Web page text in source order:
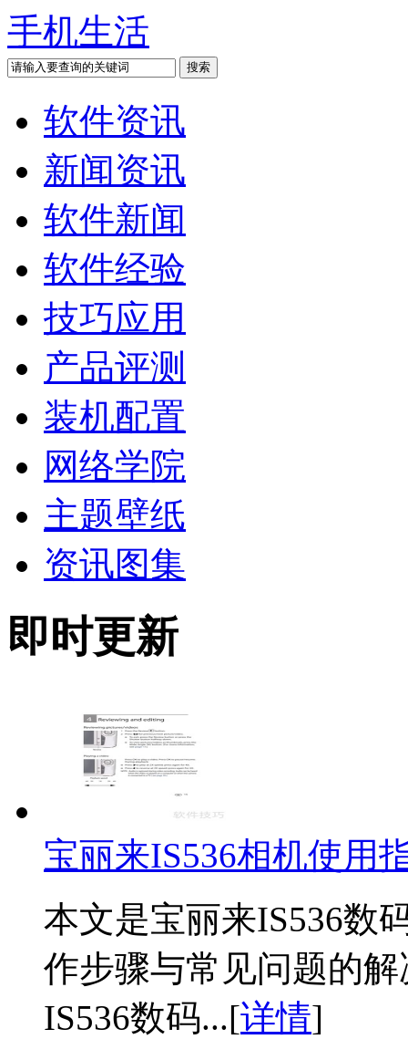
手机生活
软件资讯
新闻资讯
软件新闻
软件经验
技巧应用
产品评测
装机配置
网络学院
主题壁纸
资讯图集
即时更新
宝丽来IS536相机使用
本文是宝丽来IS536数
作步骤与常见问题的
IS536数码...[详情]